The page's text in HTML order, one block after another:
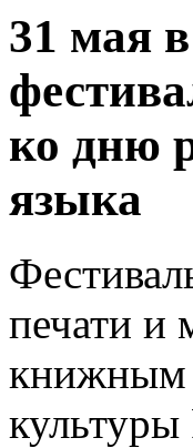
31 мая
ко дню
языка
печати и
книжным